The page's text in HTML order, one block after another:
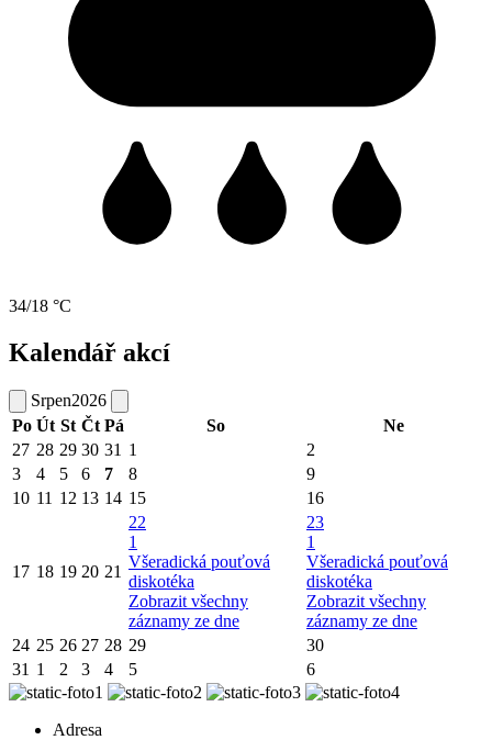
34/18 °C
Kalendář akcí
Srpen2026
Po Út St Čt Pá So
Ne
27 28 29 30 31 1
2
3
4 5 6 7 8
9
10 11 12 13 14 15 16
17 18 19 20 21
22
1
Všeradická pouťová
diskotéka
Zobrazit všechny
záznamy ze dne
23
1
Všeradická pouťová
diskotéka
Zobrazit všechny
záznamy ze dne
24 25 26 27 28 29
30
31 1 2 3 4 5 6
Adresa